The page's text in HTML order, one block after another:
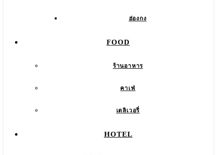
ฮ่องกง
FOOD
ร้านอาหาร
คาเฟ่
เดลิเวอรี่
HOTEL